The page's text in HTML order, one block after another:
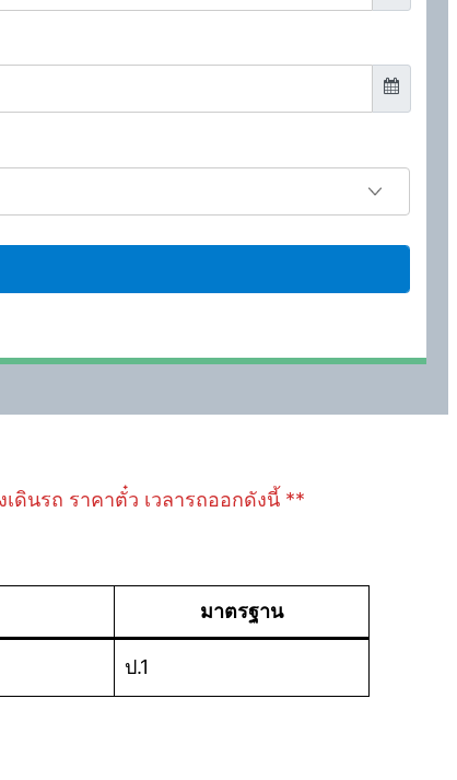
ดินรถ ราคาตั๋ว เวลารถออกดังนี้ **
มาตรฐาน
ป.1